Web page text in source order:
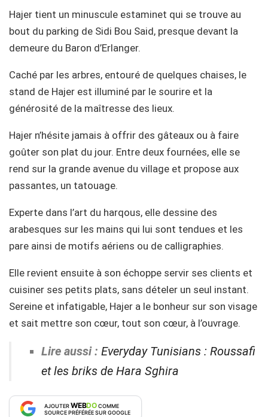
Hajer tient un minuscule estaminet qui se trouve au
bout du parking de Sidi Bou Said, presque devant la
demeure du Baron d’Erlanger.
Caché par les arbres, entouré de quelques chaises, le
stand de Hajer est illuminé par le sourire et la
générosité de la maîtresse des lieux.
Hajer n’hésite jamais à offrir des gâteaux ou à faire
goûter son plat du jour. Entre deux fournées, elle se
rend sur la grande avenue du village et propose aux
passantes, un tatouage.
Experte dans l’art du harqous, elle dessine des
arabesques sur les mains qui lui sont tendues et les
pare ainsi de motifs aériens ou de calligraphies.
Elle revient ensuite à son échoppe servir ses clients et
cuisiner ses petits plats, sans dételer un seul instant.
Sereine et infatigable, Hajer a le bonheur sur son visage
et sait mettre son cœur, tout son cœur, à l’ouvrage.
Lire aussi : Everyday Tunisians : Roussafi
et les briks de Hara Sghira
AJOUTERWEBDOCOMME
SOURCE PRÉFÉRÉE SUR GOOGLE